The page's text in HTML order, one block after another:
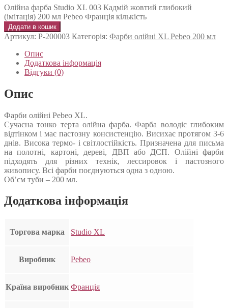
Олійна фарба Studio XL 003 Кадмій жовтий глибокий
(імітація) 200 мл Pebeo Франція кількість
Додати в кошик
Артикул: P-200003 Категорія: Фарби олійні XL Pebeo 200 мл
Опис
Додаткова інформація
Відгуки (0)
Опис
Фарби олійні Pebeo XL.
Сучасна тонко терта олійна фарба. Фарба володіє глибоким
відтінком і має пастозну консистенцію. Висихає протягом 3-6
днів. Висока термо- і світлостійкість. Призначена для письма
на полотні, картоні, дереві, ДВП або ДСП. Олійні фарби
підходять для різних технік, лессировок і пастозного
живопису. Всі фарби поєднуються одна з одною.
Об’єм туби – 200 мл.
Додаткова інформація
Торгова марка Studio XL
Виробник Pebeo
Країна виробник Франція